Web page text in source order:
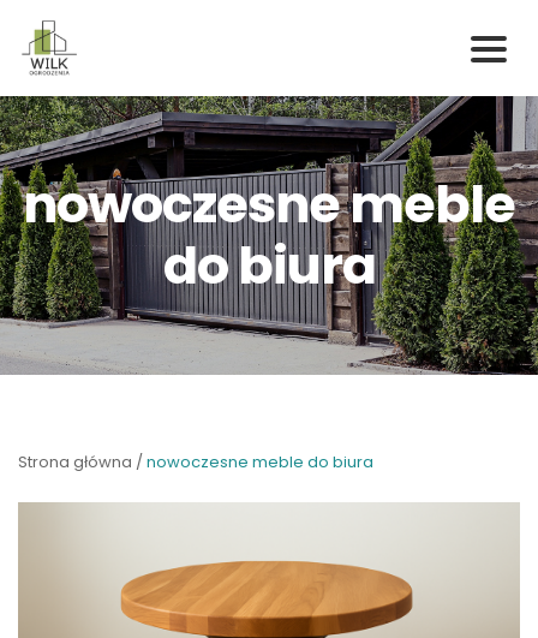
content
nowoczesne meble
do biura
Strona główna /nowoczesne meble do biura